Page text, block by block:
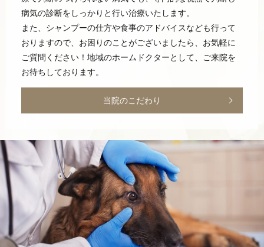
病気の診断をしっかりと行い治療いたします。
また、シャンプーの仕方や食事のアドバイスなども行って
おりますので、お困りのことがございましたら、お気軽に
ご質問ください！地域のホームドクターとして、ご来院を
お待ちしております。
当院のこだわり